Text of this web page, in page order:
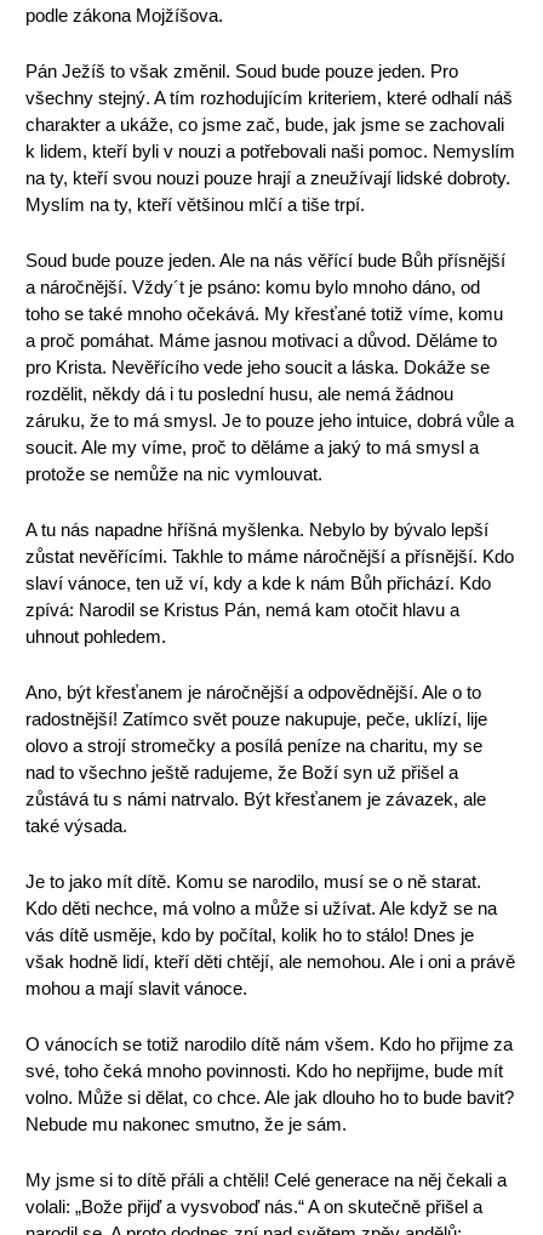
podle zákona Mojžíšova.
Pán Ježíš to však změnil. Soud bude pouze jeden. Pro
všechny stejný. A tím rozhodujícím kriteriem, které odhalí náš
charakter a ukáže, co jsme zač, bude, jak jsme se zachovali
k lidem, kteří byli v nouzi a potřebovali naši pomoc. Nemyslím
na ty, kteří svou nouzi pouze hrají a zneužívají lidské dobroty.
Myslím na ty, kteří většinou mlčí a tiše trpí.
Soud bude pouze jeden. Ale na nás věřící bude Bůh přísnější
a náročnější. Vždy´t je psáno: komu bylo mnoho dáno, od
toho se také mnoho očekává. My křesťané totiž víme, komu
a proč pomáhat. Máme jasnou motivaci a důvod. Děláme to
pro Krista. Nevěřícího vede jeho soucit a láska. Dokáže se
rozdělit, někdy dá i tu poslední husu, ale nemá žádnou
záruku, že to má smysl. Je to pouze jeho intuice, dobrá vůle a
soucit. Ale my víme, proč to děláme a jaký to má smysl a
protože se nemůže na nic vymlouvat.
A tu nás napadne hříšná myšlenka. Nebylo by bývalo lepší
zůstat nevěřícími. Takhle to máme náročnější a přísnější. Kdo
slaví vánoce, ten už ví, kdy a kde k nám Bůh přichází. Kdo
zpívá: Narodil se Kristus Pán, nemá kam otočit hlavu a
uhnout pohledem.
Ano, být křesťanem je náročnější a odpovědnější. Ale o to
radostnější! Zatímco svět pouze nakupuje, peče, uklízí, lije
olovo a strojí stromečky a posílá peníze na charitu, my se
nad to všechno ještě radujeme, že Boží syn už přišel a
zůstává tu s námi natrvalo. Být křesťanem je závazek, ale
také výsada.
Je to jako mít dítě. Komu se narodilo, musí se o ně starat.
Kdo děti nechce, má volno a může si užívat. Ale když se na
vás dítě usměje, kdo by počítal, kolik ho to stálo! Dnes je
však hodně lidí, kteří děti chtějí, ale nemohou. Ale i oni a právě
mohou a mají slavit vánoce.
O vánocích se totiž narodilo dítě nám všem. Kdo ho přijme za
své, toho čeká mnoho povinnosti. Kdo ho nepřijme, bude mít
volno. Může si dělat, co chce. Ale jak dlouho ho to bude bavit?
Nebude mu nakonec smutno, že je sám.
My jsme si to dítě přáli a chtěli! Celé generace na něj čekali a
volali: „Bože přijď a vysvoboď nás.“ A on skutečně přišel a